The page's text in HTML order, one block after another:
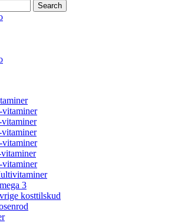
Search
vitaminer
3
kosttilskud